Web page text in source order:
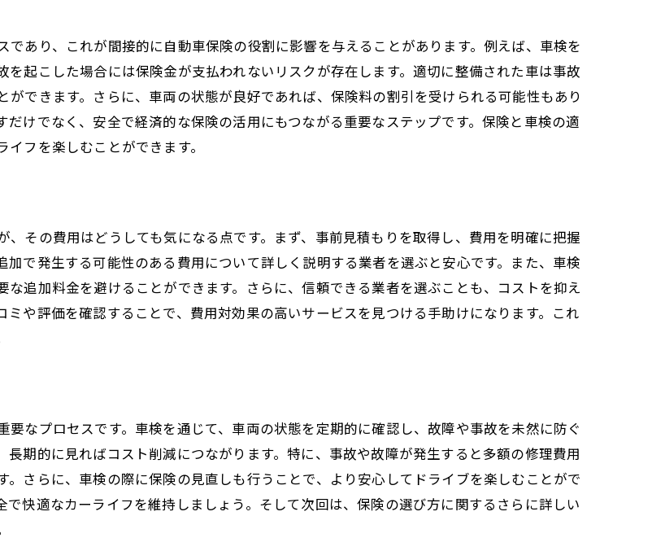
安全基準をクリアするための準備
車検前に行う安全装置の確認
車検の省エネ効果と環境への配慮
車検を円滑に進めるためのポイント
車検を基にした保険プランの選び方
車検履歴が保険に与える影響
車検と保険のリスク管理戦略
車検でチェックする安全ポイント
車検項目の理解がリスク低減につながる理由
車検で発見される潜在的な問題点
車検の結果を踏まえたリスク管理
あり、これが間接的に自動車保険の役割に影響を与えることがあります。例えば、車検を
起こした場合には保険金が支払われないリスクが存在します。適切に整備された車は事故
できます。さらに、車両の状態が良好であれば、保険料の割引を受けられる可能性もあり
けでなく、安全で経済的な保険の活用にもつながる重要なステップです。保険と車検の適
フを楽しむことができます。
その費用はどうしても気になる点です。まず、事前見積もりを取得し、費用を明確に把握
で発生する可能性のある費用について詳しく説明する業者を選ぶと安心です。また、車検
追加料金を避けることができます。さらに、信頼できる業者を選ぶことも、コストを抑え
や評価を確認することで、費用対効果の高いサービスを見つける手助けになります。これ
なプロセスです。車検を通じて、車両の状態を定期的に確認し、故障や事故を未然に防ぐ
期的に見ればコスト削減につながります。特に、事故や故障が発生すると多額の修理費用
さらに、車検の際に保険の見直しも行うことで、より安心してドライブを楽しむことがで
快適なカーライフを維持しましょう。そして次回は、保険の選び方に関するさらに詳しい